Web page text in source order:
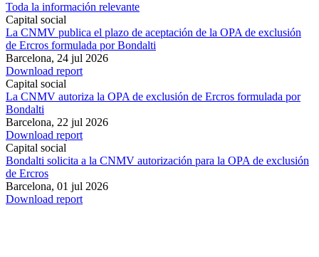
Toda la información relevante
Capital social
La CNMV publica el plazo de aceptación de la OPA de exclusión
de Ercros formulada por Bondalti
Barcelona, 24 jul 2026
Download report
Capital social
La CNMV autoriza la OPA de exclusión de Ercros formulada por
Bondalti
Barcelona, 22 jul 2026
Download report
Capital social
Bondalti solicita a la CNMV autorización para la OPA de exclusión
de Ercros
Barcelona, 01 jul 2026
Download report